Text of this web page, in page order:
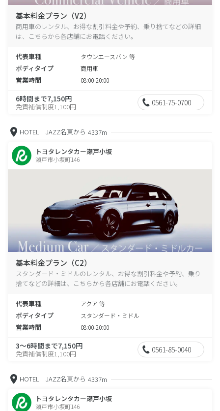
基本料金プラン（V2）
商用車のレンタル、お得な割引料金や予約、乗り捨てなどの詳細
は、こちらから各店舗にお電話ください。
代表車種 タウンエースバン 等
ボディタイプ 商用車
営業時間 08:00-20:00
6時間まで7,150円
免責補償制度1,100円 0561-75-0700
HOTEL JAZZ名東から 4337m
トヨタレンタカー瀬戸小坂
瀬戸市小坂町146
基本料金プラン（C2）
スタンダード・ミドルのレンタル、お得な割引料金や予約、乗り
捨てなどの詳細は、こちらから各店舗にお電話ください。
代表車種 アクア 等
ボディタイプ スタンダード・ミドル
営業時間 08:00-20:00
3～6時間まで7,150円
免責補償制度1,100円 0561-85-0040
HOTEL JAZZ名東から 4337m
トヨタレンタカー瀬戸小坂
瀬戸市小坂町146